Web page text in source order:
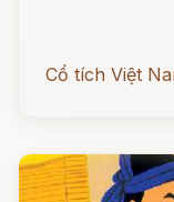
Cổ tích Việt